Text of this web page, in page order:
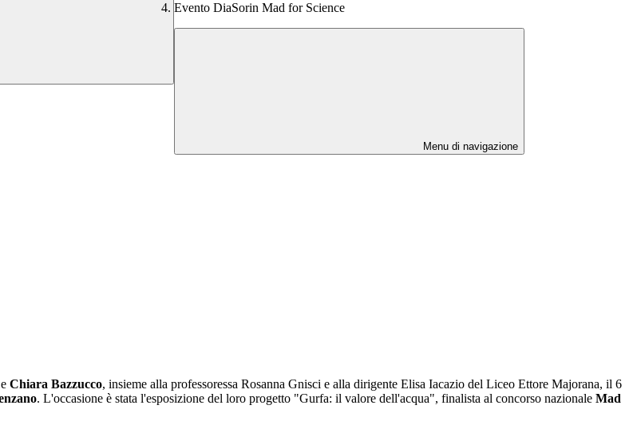
Evento DiaSorin Mad for Science
Menu di navigazione
e Chiara Bazzucco, insieme alla professoressa Rosanna Gnisci e alla dirigente Elisa Iacazio del Liceo Ettore Majorana, il 6
. L'occasione è stata l'esposizione del loro progetto "Gurfa: il valore dell'acqua", finalista al concorso nazionale Mad